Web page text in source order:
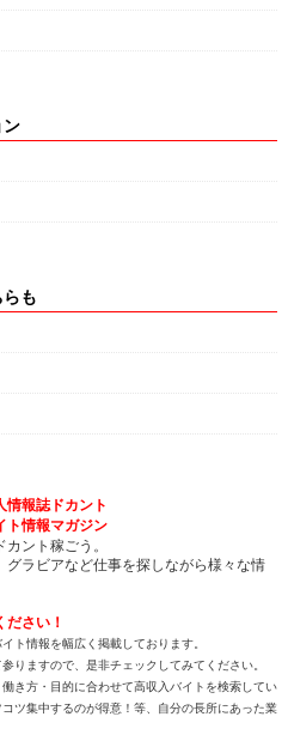
ン
も
情報誌ドカント
ト情報マガジン
ント稼ごう。
ラビアなど仕事を探しながら様々な情
さい！
ト情報を幅広く掲載しております。
りますので、是非チェックしてみてください。
き方・目的に合わせて高収入バイトを検索してい
ツ集中するのが得意！等、自分の長所にあった業